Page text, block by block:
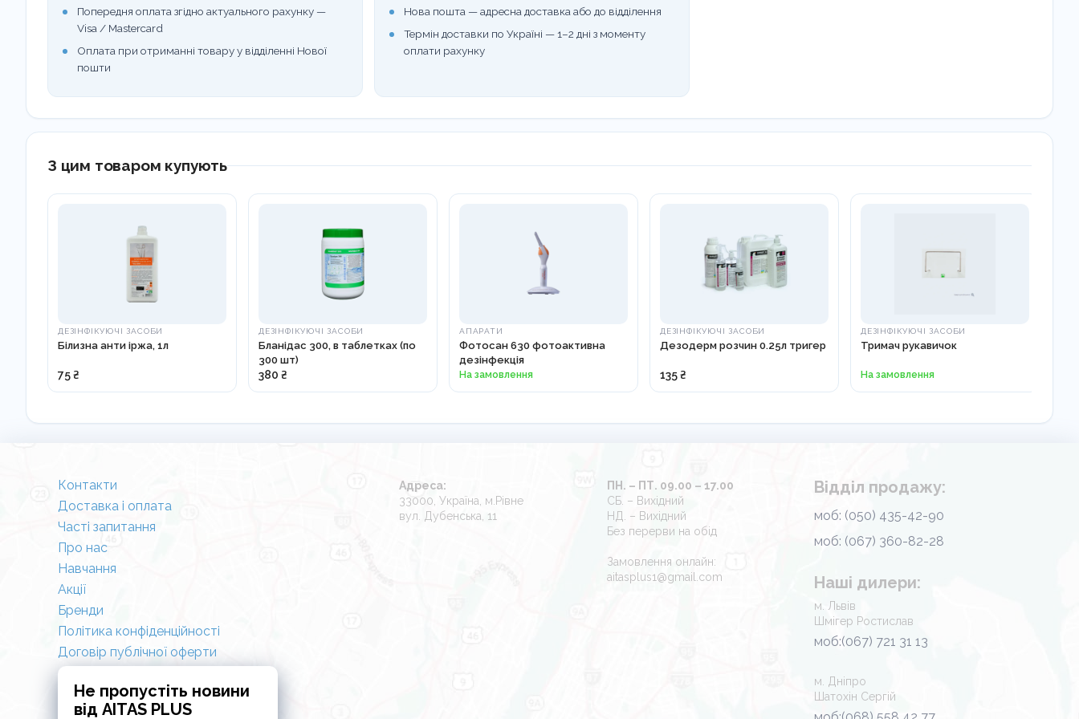
Попередня оплата згідно актуального рахунку —
Visa / Mastercard
Оплата при отриманні товару у відділенні Нової
пошти
Нова пошта — адресна доставка або до відділення
Термін доставки по Україні — 1–2 дні з моменту
оплати рахунку
З цим товаром купують
ДЕЗІНФІКУЮЧІ ЗАСОБИ
Білизна анти іржа, 1л
75 ₴
ДЕЗІНФІКУЮЧІ ЗАСОБИ
Бланідас 300, в таблетках (по
300 шт)
380 ₴
АПАРАТИ
Фотосан 630 фотоактивна
дезінфекція
На замовлення
ДЕЗІНФІКУЮЧІ ЗАСОБИ
Дезодерм розчин 0.25л тригер
135 ₴
ДЕЗІНФІКУЮЧІ ЗАСОБИ
Тримач рукавичок
На замовлення
Контакти
Доставка і оплата
Часті запитання
Про нас
Навчання
Акції
Бренди
Політика конфіденційності
Договір публічної оферти
Не пропустіть новини
від AITAS PLUS
Адреса:
33000, Україна, м.Рівне
вул. Дубенська, 11
ПН. – ПТ. 09.00 – 17.00
СБ. – Вихідний
НД. – Вихідний
Без перерви на обід
Замовлення онлайн:
aitasplus1@gmail.com
Відділ продажу:
моб: (050) 435-42-90
моб: (067) 360-82-28
Наші дилери:
м. Львів
Шмігер Ростислав
моб:(067) 721 31 13
м. Дніпро
Шатохін Сергій